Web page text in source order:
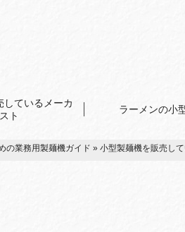
しているメーカ
ト
ラーメンの小
の業務用製麺機ガイド » 小型製麺機を販売し